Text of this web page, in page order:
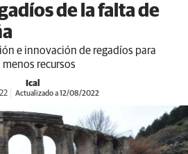
de la falta de
e innovación de regadíos para
recursos
Ical
Actualizado a 12/08/2022